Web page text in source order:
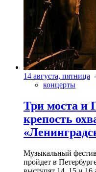
14 августа, пятница -
концерты
Три моста и
крепость
Музыкальный
пройдет в